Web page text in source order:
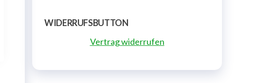
WIDERRUFSBUTTON
Vertrag widerrufen